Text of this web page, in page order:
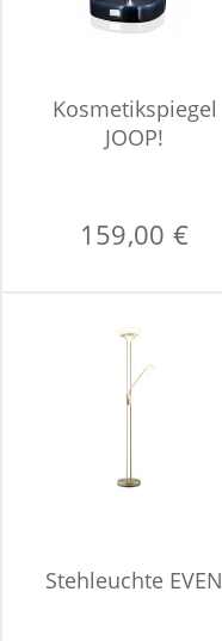
Kosmetikspiegel
JOOP!
159,00 €
Stehleuchte EVEN